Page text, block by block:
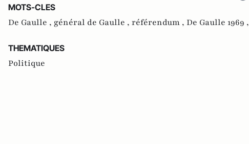
MOTS-CLES
De Gaulle , général de Gaulle , référendum , De Gaulle 1969 ,
THEMATIQUES
Politique